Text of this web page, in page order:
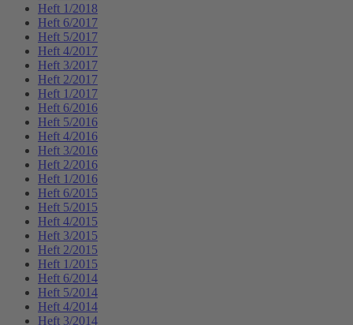
Heft 1/2018
Heft 6/2017
Heft 5/2017
Heft 4/2017
Heft 3/2017
Heft 2/2017
Heft 1/2017
Heft 6/2016
Heft 5/2016
Heft 4/2016
Heft 3/2016
Heft 2/2016
Heft 1/2016
Heft 6/2015
Heft 5/2015
Heft 4/2015
Heft 3/2015
Heft 2/2015
Heft 1/2015
Heft 6/2014
Heft 5/2014
Heft 4/2014
Heft 3/2014